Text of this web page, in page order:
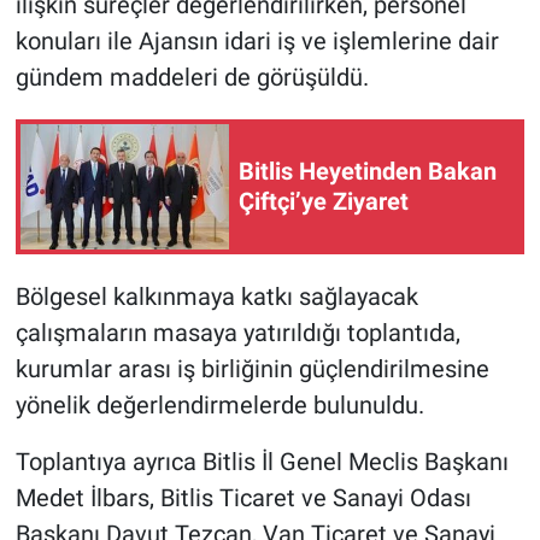
konuları ile Ajansın idari iş ve işlemlerine dair
gündem maddeleri de görüşüldü.
Bitlis Heyetinden Bakan
Çiftçi’ye Ziyaret
Bölgesel kalkınmaya katkı sağlayacak
çalışmaların masaya yatırıldığı toplantıda,
kurumlar arası iş birliğinin güçlendirilmesine
yönelik değerlendirmelerde bulunuldu.
Toplantıya ayrıca Bitlis İl Genel Meclis Başkanı
Medet İlbars, Bitlis Ticaret ve Sanayi Odası
Başkanı Davut Tezcan, Van Ticaret ve Sanayi